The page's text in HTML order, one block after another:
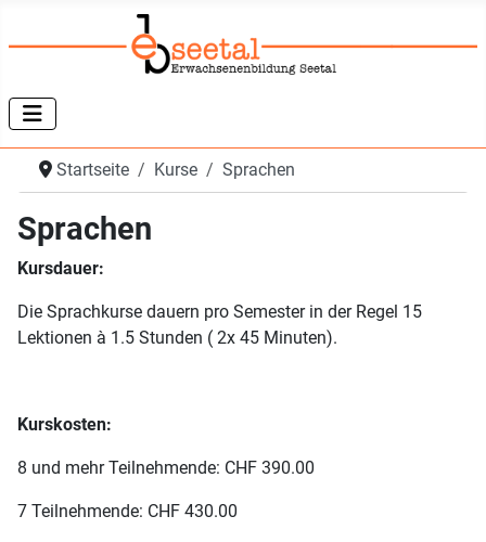
Startseite Kurse Sprachen
Sprachen
Kursdauer:
Die Sprachkurse dauern pro Semester in der Regel 15
Lektionen à 1.5 Stunden ( 2x 45 Minuten).
Kurskosten:
8 und mehr Teilnehmende: CHF 390.00
7 Teilnehmende: CHF 430.00